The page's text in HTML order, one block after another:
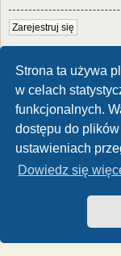
Strona ta używa
w celach
funkcjonalnych.
dostępu do
ustawieniach
Dowiedz się
Zarejestruj się
Forum Dinozaury.com
Technologię